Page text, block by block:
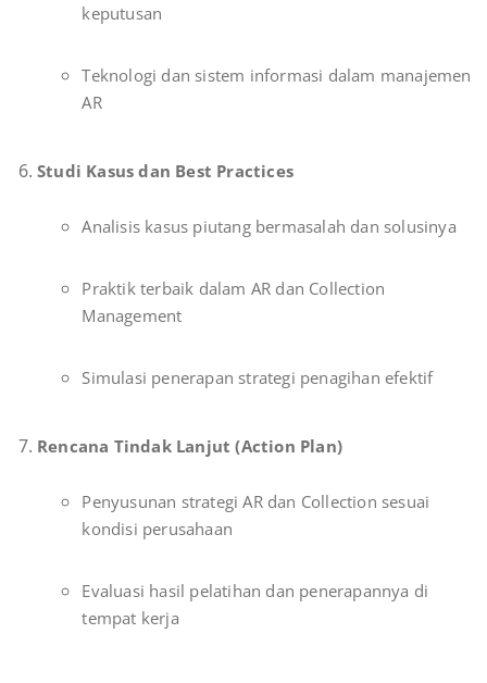
keputusan
Teknologi dan sistem informasi dalam manajemen
AR
Studi Kasus dan Best Practices
Analisis kasus piutang bermasalah dan solusinya
Praktik terbaik dalam AR dan Collection
Management
Simulasi penerapan strategi penagihan efektif
Rencana Tindak Lanjut (Action Plan)
Penyusunan strategi AR dan Collection sesuai
kondisi perusahaan
Evaluasi hasil pelatihan dan penerapannya di
tempat kerja